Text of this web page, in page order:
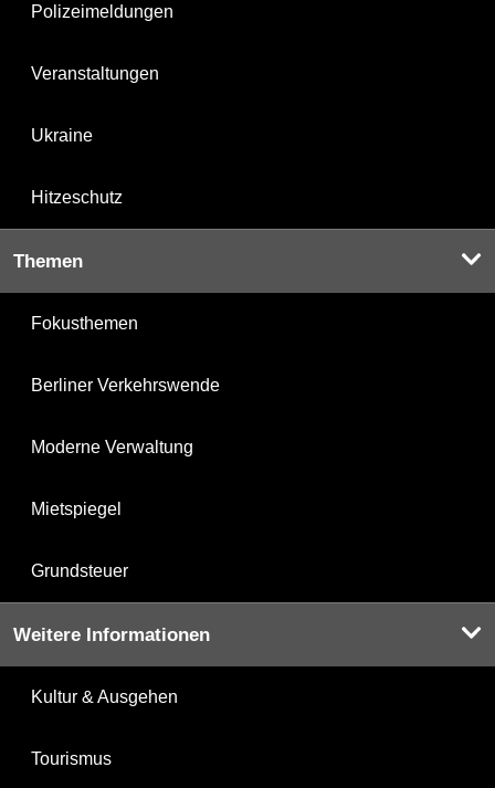
Polizeimeldungen
Veranstaltungen
Ukraine
Hitzeschutz
Themen
Fokusthemen
Berliner Verkehrswende
Moderne Verwaltung
Mietspiegel
Grundsteuer
Weitere Informationen
Kultur & Ausgehen
Tourismus